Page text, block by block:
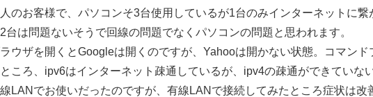
のお客様で、パソコンそ3台使用しているが1台のみインターネットに繋
台は問題ないそうで回線の問題でなくパソコンの問題と思われます。
ウザを開くとGoogleは開くのですが、Yahooは開かない状態。コマン
ころ、ipv6はインターネット疎通しているが、ipv4の疎通ができていな
LANでお使いだったのですが、有線LANで接続してみたところ症状は改